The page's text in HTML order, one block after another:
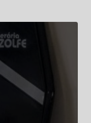
corpos